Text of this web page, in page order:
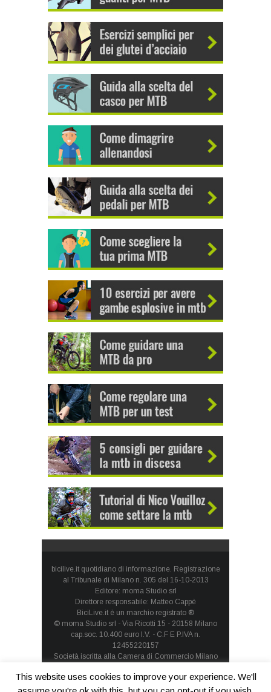
bicilive.it quotidiano di informazione. Registrazione
al Tribunale di Milano n. 305 del 16-10-2013
Editore: moma Studio srl
Direttore responsabile: Matteo Cappè
BiciLive.it è un marchio registrato ®
© moma Studio srl - Via Ricotti 15 - 20158 Milano
cap.soc. 10.400 euro I.V. - C.F E P.IVA n.
12455220157
Società iscritta alla Camera di Commercio Milano
socio unico
Privacy Policy-Cookie Policy
This website uses cookies to improve your experience. We'll